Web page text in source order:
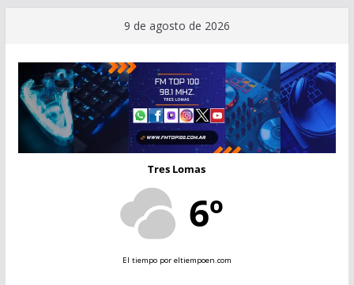
contenido
9 de agosto de 2026
Tres Lomas
6º
El tiempopor eltiempoen.com